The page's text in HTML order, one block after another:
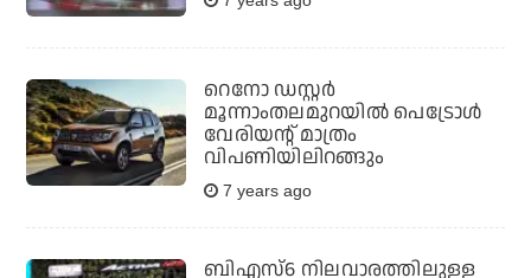
റെനോ ഡസ്റ്റര്‍
മൂന്നാംതലമുറയില്‍ പെട്രോള്‍
വേരിയന്റ് മാത്രം
വിപണിയിലിറങ്ങും
7 years ago
ബിഎസ്6 നിലവാരത്തിലുള്ള